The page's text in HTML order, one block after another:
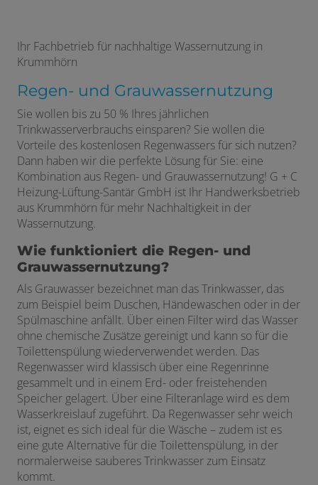
Ihr Fachbetrieb für nachhaltige Wassernutzung in
Krummhörn
Regen- und Grauwassernutzung
Sie wollen bis zu 50 % Ihres jährlichen
Trinkwasserverbrauchs einsparen? Sie wollen die
Vorteile des kostenlosen Regenwassers für sich nutzen?
Dann haben wir die perfekte Lösung für Sie: eine
Kombination aus Regen- und Grauwassernutzung! G + C
Heizung-Lüftung-Santär GmbH ist Ihr Handwerksbetrieb
aus Krummhörn für mehr Nachhaltigkeit in der
Wassernutzung.
Wie funktioniert die Regen- und
Grauwassernutzung?
Als Grauwasser bezeichnet man das Trinkwasser, das
zum Beispiel beim Duschen, Händewaschen oder in der
Spülmaschine anfällt. Über einen Filter wird das Wasser
ohne chemische Zusätze gereinigt und kann so für die
Toilettenspülung wiederverwendet werden. Das
Regenwasser wird klassisch über eine Regenrinne
gesammelt und in einem Erd- oder freistehenden
Speicher gelagert. Über eine Filteranlage wird es dem
Wasserkreislauf zugeführt. Da Regenwasser sehr weich
ist, eignet es sich ideal für die Wäsche – zudem ist es
eine gute Alternative für die Toilettenspülung, in der
normalerweise sauberes Trinkwasser zum Einsatz
kommt.